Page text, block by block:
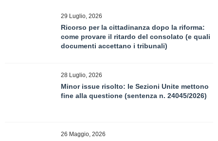
29 Luglio, 2026
Ricorso per la cittadinanza dopo la riforma:
come provare il ritardo del consolato (e quali
documenti accettano i tribunali)
28 Luglio, 2026
Minor issue risolto: le Sezioni Unite mettono
fine alla questione (sentenza n. 24045/2026)
26 Maggio, 2026